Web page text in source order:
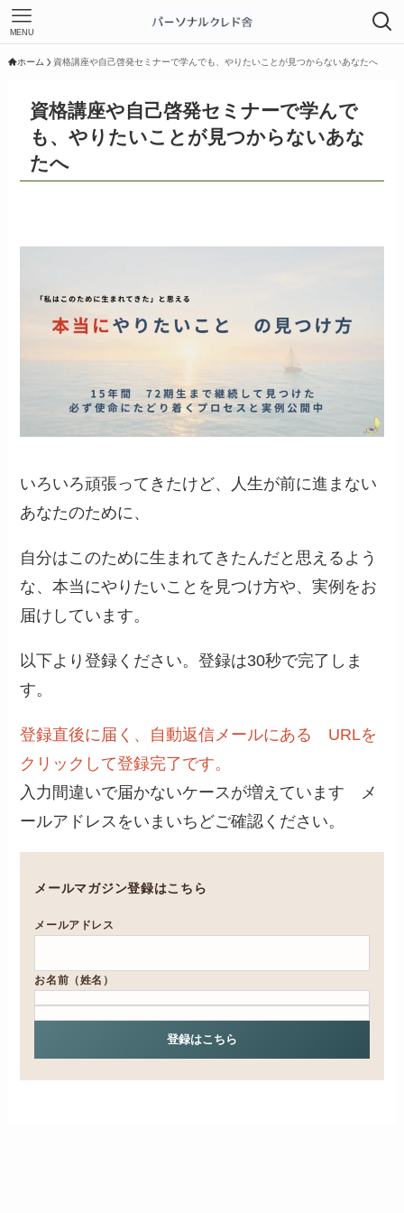
MENU
ホーム 資格講座や自己啓発セミナーで学んでも、やりたいことが見つからないあなたへ
資格講座や自己啓発セミナーで学んで
も、やりたいことが見つからないあな
たへ
いろいろ頑張ってきたけど、人生が前に進まない
あなたのために、
自分はこのために生まれてきたんだと思えるよう
な、本当にやりたいことを見つけ方や、実例をお
届けしています。
以下より登録ください。登録は30秒で完了しま
す。
登録直後に届く、自動返信メールにある URLを
クリックして登録完了です。
入力間違いで届かないケースが増えています メ
ールアドレスをいまいちどご確認ください。
メールマガジン登録はこちら
メールアドレス
お名前（姓名）
登録はこちら